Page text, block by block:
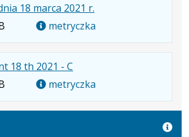
18 marca 2021 r.
Plik
Rozmiar
Otwiera
karcie.
metryczka
18 th 2021 - C
Plik
formacie:
Rozmiar
105
Otwiera
w
metryczka